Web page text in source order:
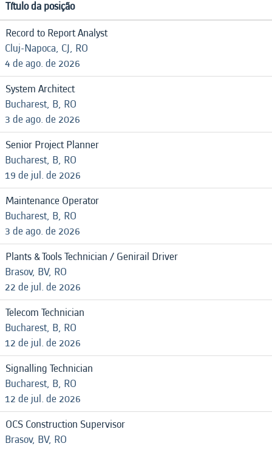
Título da posição
Record to Report Analyst
Cluj-Napoca, CJ, RO
4 de ago. de 2026
System Architect
Bucharest, B, RO
3 de ago. de 2026
Senior Project Planner
Bucharest, B, RO
19 de jul. de 2026
Maintenance Operator
Bucharest, B, RO
3 de ago. de 2026
Plants & Tools Technician / Genirail Driver
Brasov, BV, RO
22 de jul. de 2026
Telecom Technician
Bucharest, B, RO
12 de jul. de 2026
Signalling Technician
Bucharest, B, RO
12 de jul. de 2026
OCS Construction Supervisor
Brasov, BV, RO